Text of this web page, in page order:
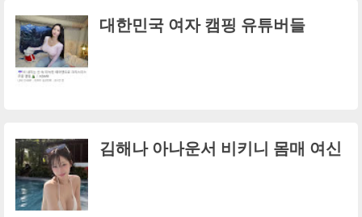
대한민국 여자 캠핑 유튜버들
김해나 아나운서 비키니 몸매 여신